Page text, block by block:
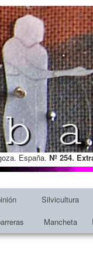
España. Nº 254.
Silvicultura
Mancheta